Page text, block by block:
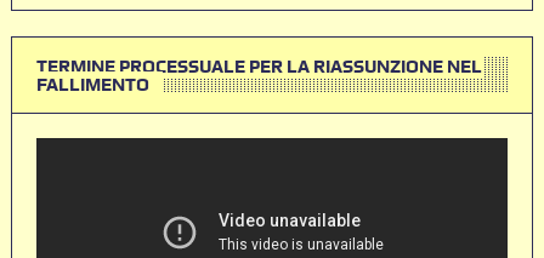
TERMINE PROCESSUALE PER LA RIASSUNZIONE NEL
FALLIMENTO